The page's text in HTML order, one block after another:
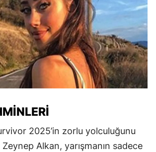
2025’in zorlu yolculuğunu
Alkan, yarışmanın sadece